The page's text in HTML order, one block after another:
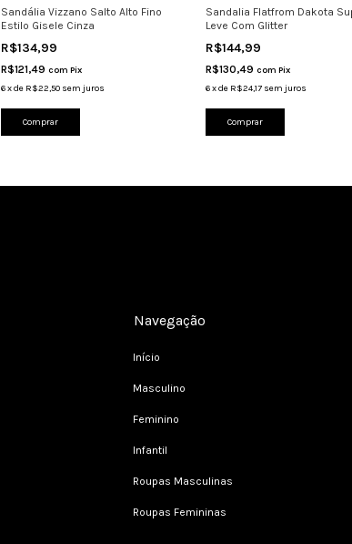
Sandália Vizzano Salto Alto Fino
Estilo Gisele Cinza
R$134,99
R$121,49 com Pix
6xde R$22,50 sem juros
Comprar
Sandalia Flatfrom Dakota
Leve Com Glitter
R$144,99
R$130,49 com Pix
6xde R$24,17 sem juros
Comprar
Navegação
Início
Masculino
Feminino
Infantil
Roupas Masculinas
Roupas Femininas